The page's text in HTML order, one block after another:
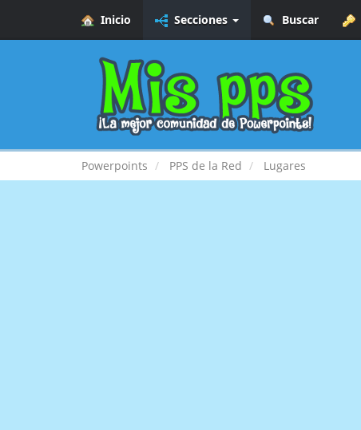
Inicio Secciones Buscar
Powerpoints PPS de la Red Lugares